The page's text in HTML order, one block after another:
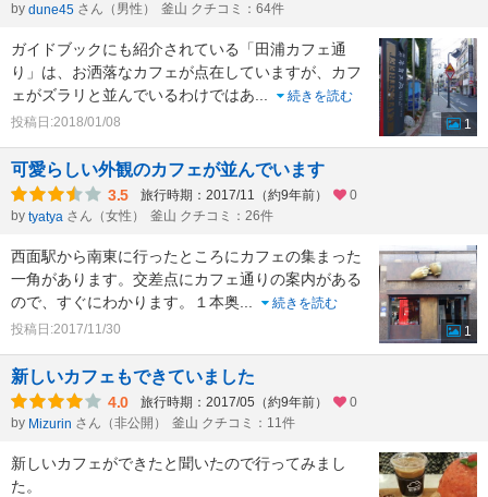
by dune45 さん（男性） 釜山 クチコミ：64件
ガイドブックにも紹介されている「田浦カフェ通
り」は、お洒落なカフェが点在していますが、カフ
ェがズラリと並んでいるわけではあ
続きを読む
投稿日:2018/01/08
1
可愛らしい外観のカフェが並んでいます
3.5 旅行時期：2017/11（約9年前）
0
by tyatya さん（女性） 釜山 クチコミ：26件
西面駅から南東に行ったところにカフェの集まった
一角があります。交差点にカフェ通りの案内がある
ので、すぐにわかります。１本奥
続きを読む
投稿日:2017/11/30
1
新しいカフェもできていました
4.0 旅行時期：2017/05（約9年前）
0
by Mizurin さん（非公開） 釜山 クチコミ：11件
新しいカフェができたと聞いたので行ってみまし
た。